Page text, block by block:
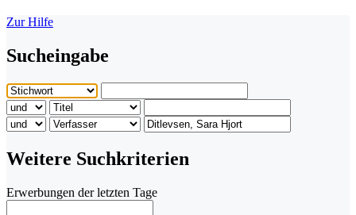
Zur Hilfe
Sucheingabe
Weitere Suchkriterien
Erwerbungen der letzten Tage